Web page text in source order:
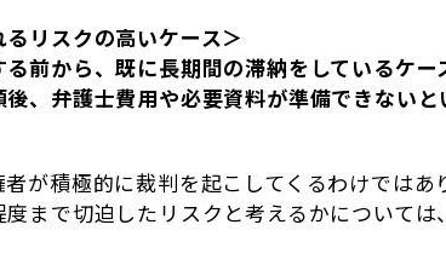
リスクの高いケース＞
る前から、既に長期間の滞納をしているケー
後、弁護士費用や必要資料が準備できない
が積極的に裁判を起こしてくるわけではあ
度まで切迫したリスクと考えるかについて